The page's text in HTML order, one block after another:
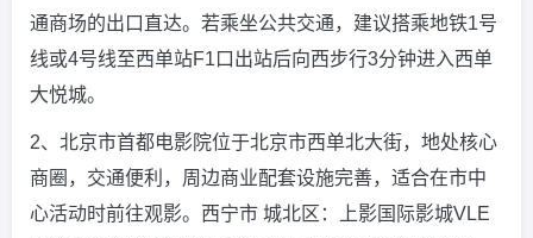
通商场的出口直达。若乘坐公共交通，建议搭乘地铁1号
线或4号线至西单站F1口出站后向西步行3分钟进入西单
大悦城。
2、北京市首都电影院位于北京市西单北大街，地处核心
商圈，交通便利，周边商业配套设施完善，适合在市中
心活动时前往观影。西宁市 城北区：上影国际影城VLE